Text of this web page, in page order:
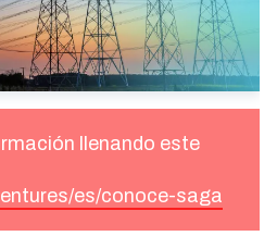
llenando este
es/conoce-saga